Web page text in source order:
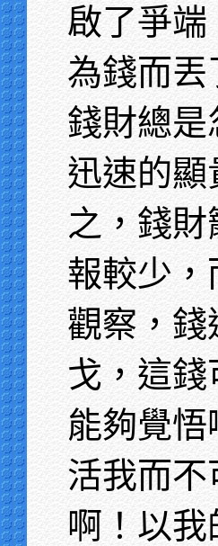
啟了爭
為錢而
錢財總
迅速的
之，錢
報較少
觀察，
戈，這
能夠覺
活我而
啊！以